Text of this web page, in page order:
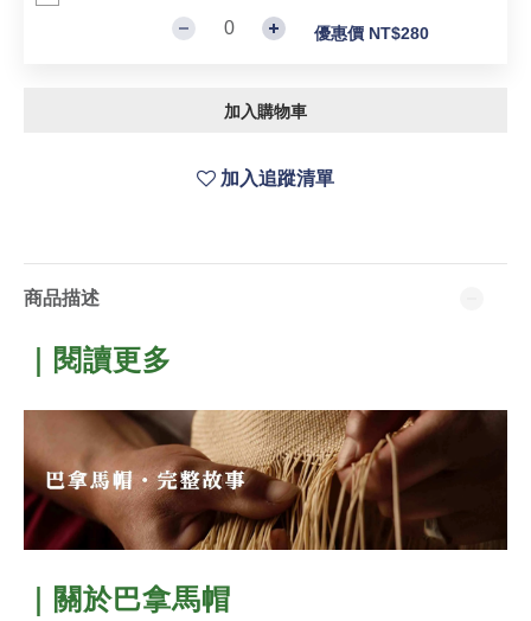
優惠價 NT$280
加入購物車
加入追蹤清單
商品描述
｜閱讀更多
｜關於巴拿馬帽